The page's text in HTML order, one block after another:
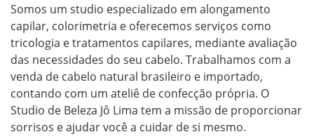
Somos um studio especializado em alongamento
capilar, colorimetria e oferecemos serviços como
tricologia e tratamentos capilares, mediante avaliação
das necessidades do seu cabelo. Trabalhamos com a
venda de cabelo natural brasileiro e importado,
contando com um ateliê de confecção própria. O
Studio de Beleza Jô Lima tem a missão de proporcionar
sorrisos e ajudar você a cuidar de si mesmo.